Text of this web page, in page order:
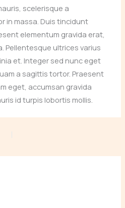
scelerisque a
in massa. Duis tincidunt
elementum gravida erat,
Pellentesque ultrices varius
et. Integer sed nunc eget
a sagittis tortor. Praesent
eget, accumsan gravida
id turpis lobortis mollis.